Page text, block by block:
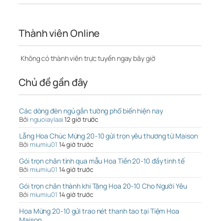
Thành viên Online
Không có thành viên trực tuyến ngay bây giờ
Chủ đề gần đây
Các dòng đèn ngủ gắn tường phổ biến hiện nay
Bởi nguoiaylaai12 giờ trước
Lẵng Hoa Chúc Mừng 20-10 gửi trọn yêu thương từ Maison
Bởi miumiu01 14 giờ trước
Gói trọn chân tình qua mẫu Hoa Tiền 20-10 đầy tinh tế
Bởi miumiu01 14 giờ trước
Gói trọn chân thành khi Tặng Hoa 20-10 Cho Người Yêu
Bởi miumiu01 14 giờ trước
Hoa Mừng 20-10 gửi trao nét thanh tao tại Tiệm Hoa